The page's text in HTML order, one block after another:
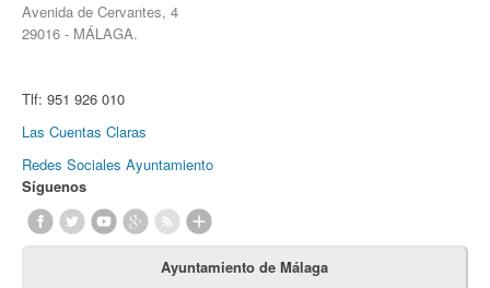
Avenida de Cervantes, 4
29016 - MÁLAGA.
Tlf: 951 926 010
Las Cuentas Claras
Redes Sociales Ayuntamiento
Síguenos
Ayuntamiento de Málaga